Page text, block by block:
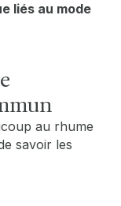
liés au mode
au rhume
savoir les